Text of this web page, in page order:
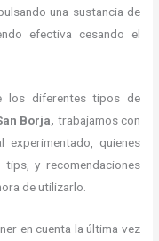
una sustancia de
efectiva cesando el
los diferentes tipos de
Borja, trabajamos con
experimentado, quienes
y recomendaciones
de utilizarlo.
en cuenta la última vez